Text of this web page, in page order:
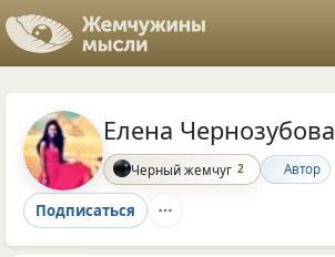
Елена Чернозубова
Черный жемчуг 2 Автор
Подписаться